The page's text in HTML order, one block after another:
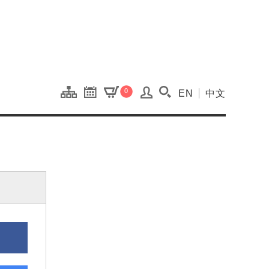
0 搜尋(開啟搜尋視窗)
EN 中文